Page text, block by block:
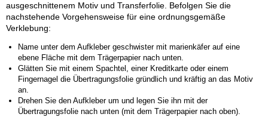
ausgeschnittenem Motiv und Transferfolie. Befolgen Sie die
nachstehende Vorgehensweise für eine ordnungsgemäße
Verklebung:
Name unter dem Aufkleber geschwistermit marienkäfer auf eine
ebene Fläche mit dem Trägerpapier nach unten.
Glätten Sie mit einem Spachtel, einer Kreditkarte oder einem
Fingernagel die Übertragungsfolie gründlich und kräftig an das Motiv
an.
Drehen Sie den Aufkleber um und legen Sie ihn mit der
Übertragungsfolie nach unten (mit dem Trägerpapier nach oben).